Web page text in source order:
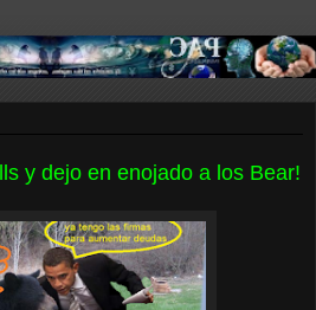
y dejo en enojado a los Bear!